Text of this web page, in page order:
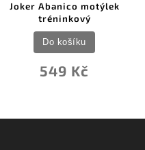
Joker Abanico motýlek
tréninkový
549 Kč
Do košíku